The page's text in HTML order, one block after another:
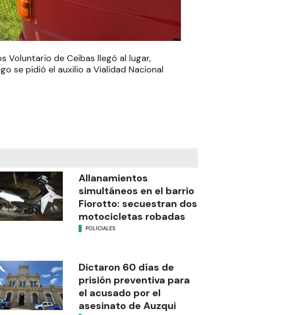
Voluntario de Ceibas llegó al lugar,
se pidió el auxilio a Vialidad Nacional
Allanamientos
simultáneos en el barrio
Fiorotto: secuestran dos
motocicletas robadas
POLICIALES
Dictaron 60 días de
prisión preventiva para
el acusado por el
asesinato de Auzqui